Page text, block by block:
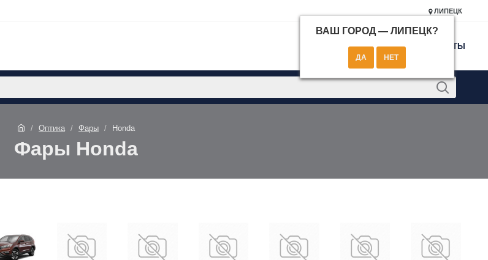
ЛИПЕЦК
ВАШ ГОРОД — ЛИПЕЦК?
КОНТАКТЫ
Оптика Фары Honda
Фары Honda